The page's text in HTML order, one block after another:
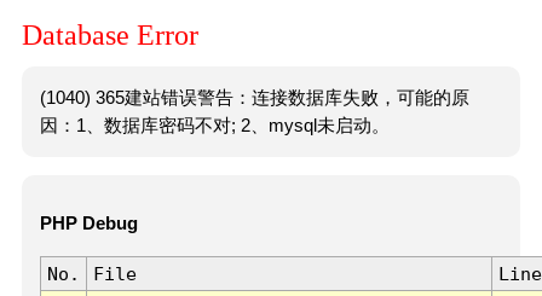
Database Error
(1040) 365建站错误警告：连接数据库失败，可能的原
因：1、数据库密码不对; 2、mysql未启动。
PHP Debug
No. File
Line